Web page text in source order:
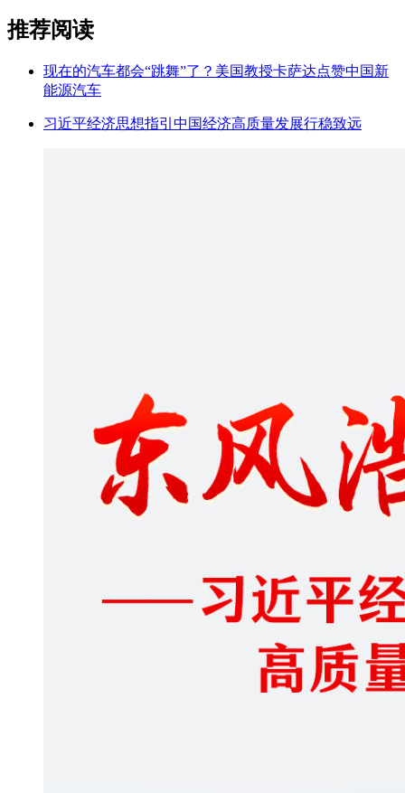
推荐阅读
现在的汽车都会“跳舞”了？美国教授卡萨达点赞中国新
能源汽车
习近平经济思想指引中国经济高质量发展行稳致远